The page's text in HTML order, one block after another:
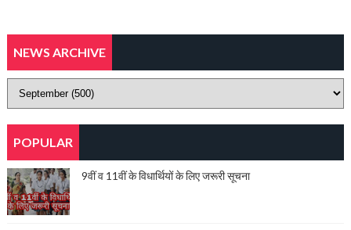
NEWS ARCHIVE
POPULAR
9वीं व 11वीं के विधार्थियों के लिए जरूरी सूचना